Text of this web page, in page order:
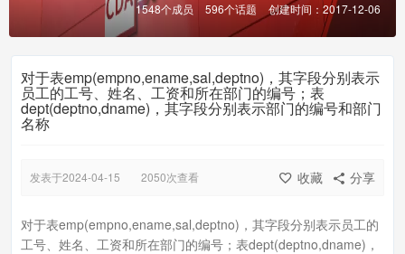
1548个成员
596个话题 创建时间：2017-12-06
对于表emp(empno,ename,sal,deptno)，其字段分别表示
员工的工号、姓名、工资和所在部门的编号；表
dept(deptno,dname)，其字段分别表示部门的编号和部门
名称
分享
收藏
发表于2024-04-15 2050次查看
对于表emp(empno,ename,sal,deptno)，其字段分别表示员工的
工号、姓名、工资和所在部门的编号；表dept(deptno,dname)，